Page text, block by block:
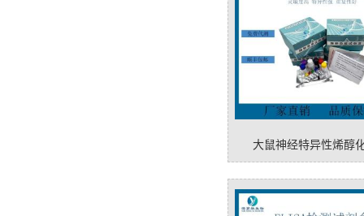
大鼠神经特异性烯醇
(NSE)elisa试剂盒